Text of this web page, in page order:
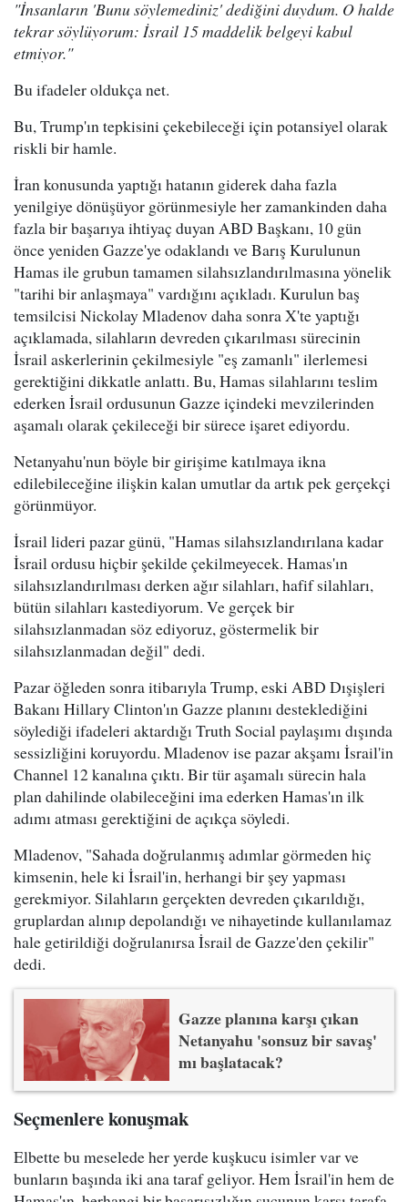
"İnsanların 'Bunu söylemediniz' dediğini duydum. O halde
tekrar söylüyorum: İsrail 15 maddelik belgeyi kabul
etmiyor."
Bu ifadeler oldukça net.
Bu, Trump'ın tepkisini çekebileceği için potansiyel olarak
riskli bir hamle.
İran konusunda yaptığı hatanın giderek daha fazla
yenilgiye dönüşüyor görünmesiyle her zamankinden daha
fazla bir başarıya ihtiyaç duyan ABD Başkanı, 10 gün
önce yeniden Gazze'ye odaklandı ve Barış Kurulunun
Hamas ile grubun tamamen silahsızlandırılmasına yönelik
"tarihi bir anlaşmaya" vardığını açıkladı. Kurulun baş
temsilcisi Nickolay Mladenov daha sonra X'te yaptığı
açıklamada, silahların devreden çıkarılması sürecinin
İsrail askerlerinin çekilmesiyle "eş zamanlı" ilerlemesi
gerektiğini dikkatle anlattı. Bu, Hamas silahlarını teslim
ederken İsrail ordusunun Gazze içindeki mevzilerinden
aşamalı olarak çekileceği bir sürece işaret ediyordu.
Netanyahu'nun böyle bir girişime katılmaya ikna
edilebileceğine ilişkin kalan umutlar da artık pek gerçekçi
görünmüyor.
İsrail lideri pazar günü, "Hamas silahsızlandırılana kadar
İsrail ordusu hiçbir şekilde çekilmeyecek. Hamas'ın
silahsızlandırılması derken ağır silahları, hafif silahları,
bütün silahları kastediyorum. Ve gerçek bir
silahsızlanmadan söz ediyoruz, göstermelik bir
silahsızlanmadan değil" dedi.
Pazar öğleden sonra itibarıyla Trump, eski ABD Dışişleri
Bakanı Hillary Clinton'ın Gazze planını desteklediğini
söylediği ifadeleri aktardığı Truth Social paylaşımı dışında
sessizliğini koruyordu. Mladenov ise pazar akşamı İsrail'in
Channel 12 kanalına çıktı. Bir tür aşamalı sürecin hala
plan dahilinde olabileceğini ima ederken Hamas'ın ilk
adımı atması gerektiğini de açıkça söyledi.
Mladenov, "Sahada doğrulanmış adımlar görmeden hiç
kimsenin, hele ki İsrail'in, herhangi bir şey yapması
gerekmiyor. Silahların gerçekten devreden çıkarıldığı,
gruplardan alınıp depolandığı ve nihayetinde kullanılamaz
hale getirildiği doğrulanırsa İsrail de Gazze'den çekilir"
dedi.
Gazze planına karşı çıkan
Netanyahu 'sonsuz bir savaş'
mı başlatacak?
Seçmenlere konuşmak
Elbette bu meselede her yerde kuşkucu isimler var ve
bunların başında iki ana taraf geliyor. Hem İsrail'in hem de